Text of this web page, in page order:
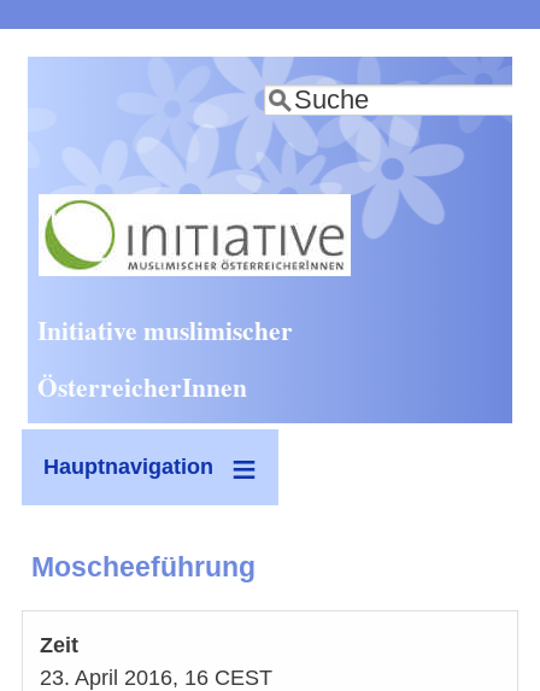
zum
Inhalt
Suche
Initiative muslimischer
ÖsterreicherInnen
Hauptnavigation
Moscheeführung
Zeit
23. April 2016, 16 CEST